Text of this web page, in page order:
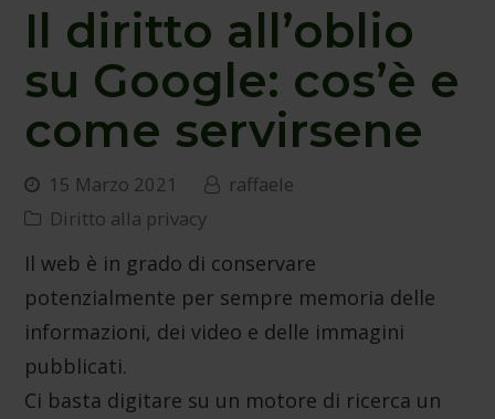
Il diritto all’oblio
su Google: cos’è e
come servirsene
15 Marzo 2021
raffaele
Diritto alla privacy
Il web è in grado di conservare
potenzialmente per sempre memoria delle
informazioni, dei video e delle immagini
pubblicati.
Ci basta digitare su un motore di ricerca un